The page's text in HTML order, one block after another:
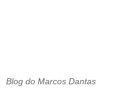
Blog do Marcos Dantas